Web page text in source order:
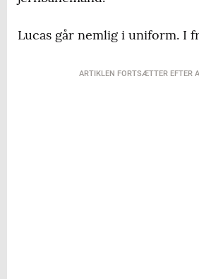
Lucas går nemlig i uniform. I
ARTIKLEN FORTSÆTTER EFTER